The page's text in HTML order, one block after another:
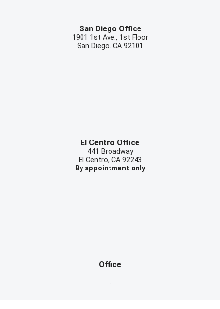
San Diego Office
1901 1st Ave., 1st Floor
San Diego, CA 92101
El Centro Office
441 Broadway
El Centro, CA 92243
By appointment only
Office
,